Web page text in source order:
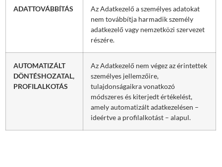
ADATTOVÁBBÍTÁS
Az Adatkezelő a személyes adatokat
nem továbbítja harmadik személy
adatkezelő vagy nemzetközi szervezet
részére.
AUTOMATIZÁLT
DÖNTÉSHOZATAL,
PROFILALKOTÁS
Az Adatkezelő nem végez az érintettek
személyes jellemzőire,
tulajdonságaikra vonatkozó
módszeres és kiterjedt értékelést,
amely automatizált adatkezelésen –
ideértve a profilalkotást – alapul.